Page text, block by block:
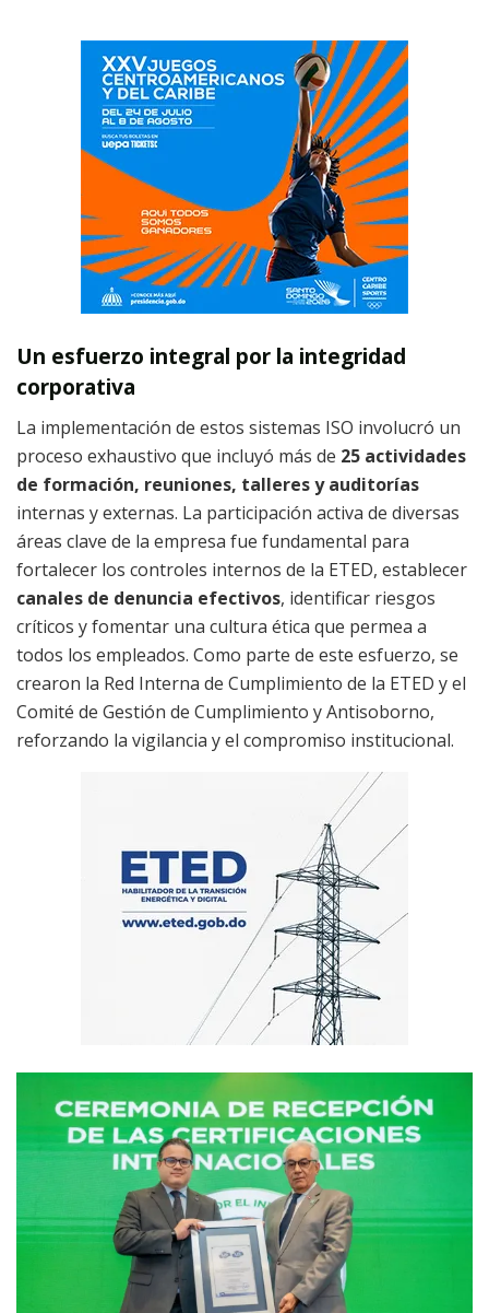
Un esfuerzo integral por la integridad
corporativa
La implementación de estos sistemas ISO involucró un
proceso exhaustivo que incluyó más de 25 actividades
de formación, reuniones, talleres y auditorías
internas y externas. La participación activa de diversas
áreas clave de la empresa fue fundamental para
fortalecer los controles internos de la ETED, establecer
canales de denuncia efectivos, identificar riesgos
críticos y fomentar una cultura ética que permea a
todos los empleados. Como parte de este esfuerzo, se
crearon la Red Interna de Cumplimiento de la ETED y el
Comité de Gestión de Cumplimiento y Antisoborno,
reforzando la vigilancia y el compromiso institucional.